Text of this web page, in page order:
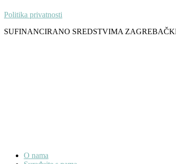
Politika privatnosti
SUFINANCIRANO SREDSTVIMA
O nama